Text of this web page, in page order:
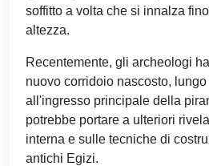
soffitto a volta che si innalza
altezza.
Recentemente, gli archeologi
nuovo corridoio nascosto,
all'ingresso principale della
potrebbe portare a ulteriori
interna e sulle tecniche di
antichi Egizi.